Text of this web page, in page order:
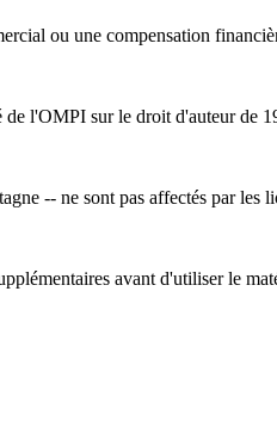
ou une compensation
l'OMPI sur le droit d'auteur de
-- ne sont pas affectés par les
avant d'utiliser le